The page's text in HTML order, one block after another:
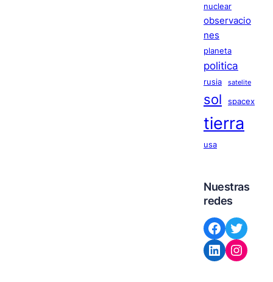
nuclear
observacio
nes
planeta
politica
rusia satelite
sol spacex
tierra
usa
Nuestras
redes
Facebook
Twitter
LinkedIn
Instagram